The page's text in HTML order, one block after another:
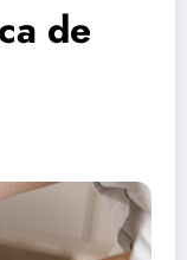
de